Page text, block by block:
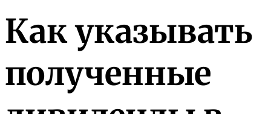
Как указывать
полученные